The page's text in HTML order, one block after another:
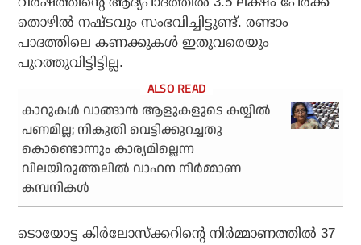
തൊഴില്‍ നഷ്ടവും സംഭവിച്ചിട്ടുണ്ട്. രണ്ടാം
പാദത്തിലെ കണക്കുകള്‍ ഇതുവരെയും
പുറത്തുവിട്ടിട്ടില്ല.
കാറുകള്‍ വാങ്ങാന്‍ ആളുകളുടെ കയ്യില്‍
പണമില്ല; നികുതി വെട്ടിക്കുറച്ചതു
കൊണ്ടൊന്നും കാര്യമില്ലെന്ന
വിലയിരുത്തലില്‍ വാഹന നിര്‍മ്മാണ
കമ്പനികള്‍
ടൊയോട്ട കിര്‍ലോസ്‌ക്കറിന്റെ നിര്‍മ്മാണത്തില്‍ 37